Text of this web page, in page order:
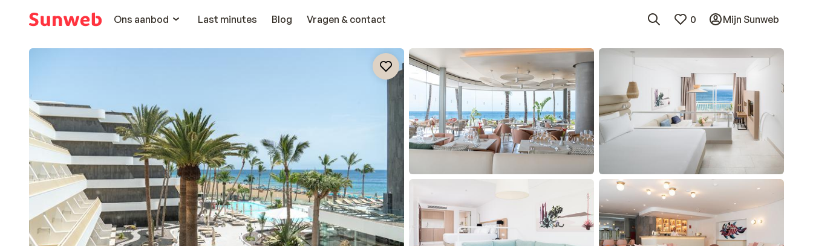
Ons aanbod
Last minutes Blog Vragen & contact 0 Mijn Sunweb